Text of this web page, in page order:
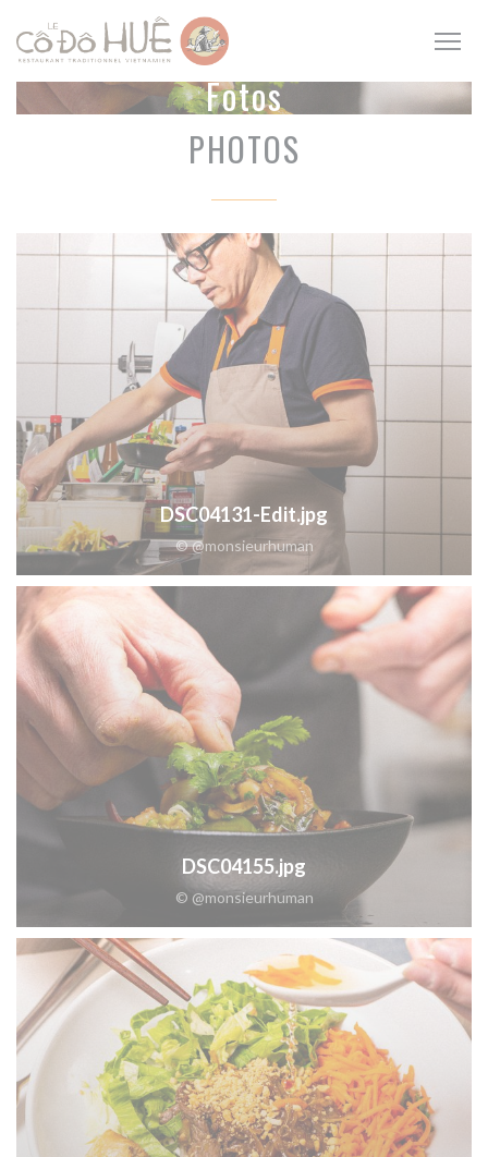
CCookie-styringspanel
Fotos
PHOTOS
DSC04131-Edit.jpg
© @monsieurhuman
DSC04155.jpg
© @monsieurhuman